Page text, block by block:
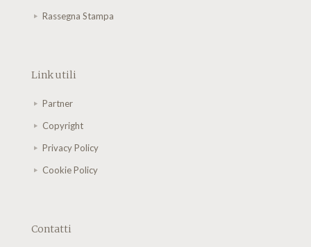
Rassegna Stampa
Link utili
Partner
Copyright
Privacy Policy
Cookie Policy
Contatti